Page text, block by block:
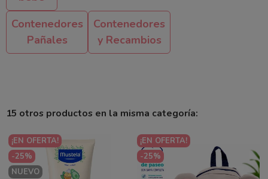
Contenedores
Pañales
Contenedores
y Recambios
15 otros productos en la misma categoría:
¡EN OFERTA!
-25%
NUEVO
¡EN OFERTA!
-25%